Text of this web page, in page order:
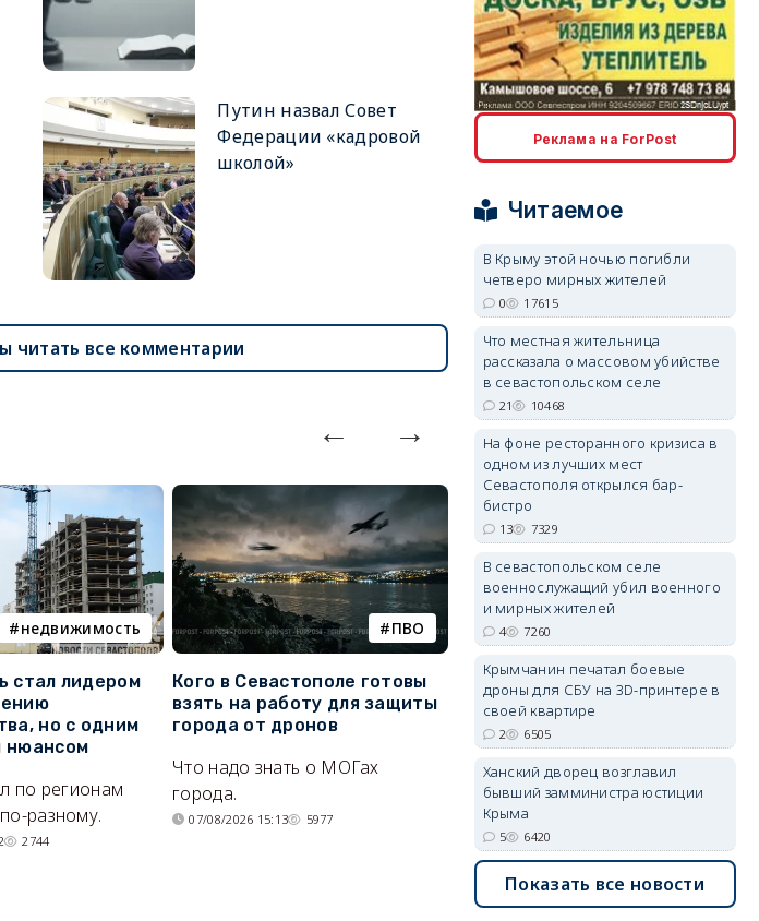
Путин назвал Совет
Федерации «кадровой
школой»
читать все комментарии
недвижимость
стал лидером
но с одним
нюансом
по регионам
разному.
2744
ПВО
Кого в Севастополе готовы
взять на работу для защиты
города от дронов
Что надо знать о МОГах
города.
07/08/2026 15:13 5977
Украинский БЭК выгнал
отдыхающих с пляжей Ялты
Людей эвакуируют с
набережной крымского
курорта, проводится
разминирование.
07/08/2026 14:15 5112
erid: 2SDnjcLUypt
erid: 2SDnjcrDNw6
erid: 2SDnjdvhGXG
Реклама на ForPost
Читаемое
В Крыму этой ночью погибли
четверо мирных жителей
0 17615
Что местная жительница
рассказала о массовом убийстве
в севастопольском селе
21 10468
На фоне ресторанного кризиса в
одном из лучших мест
Севастополя открылся бар-
бистро
13 7329
В севастопольском селе
военнослужащий убил военного
и мирных жителей
4 7260
Крымчанин печатал боевые
дроны для СБУ на 3D-принтере в
своей квартире
2 6505
Ханский дворец возглавил
бывший замминистра юстиции
Крыма
5 6420
Показать все новости